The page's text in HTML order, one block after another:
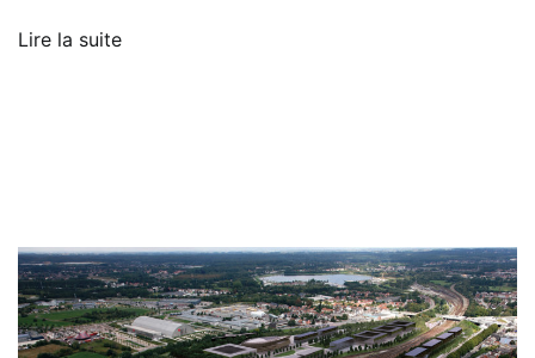
Lire la suite